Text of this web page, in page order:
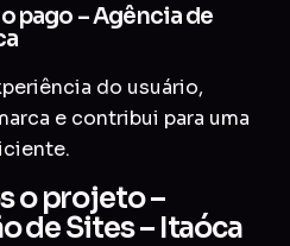
pago – Agência de
do usuário,
e contribui para uma
o projeto –
de Sites – Itaóca